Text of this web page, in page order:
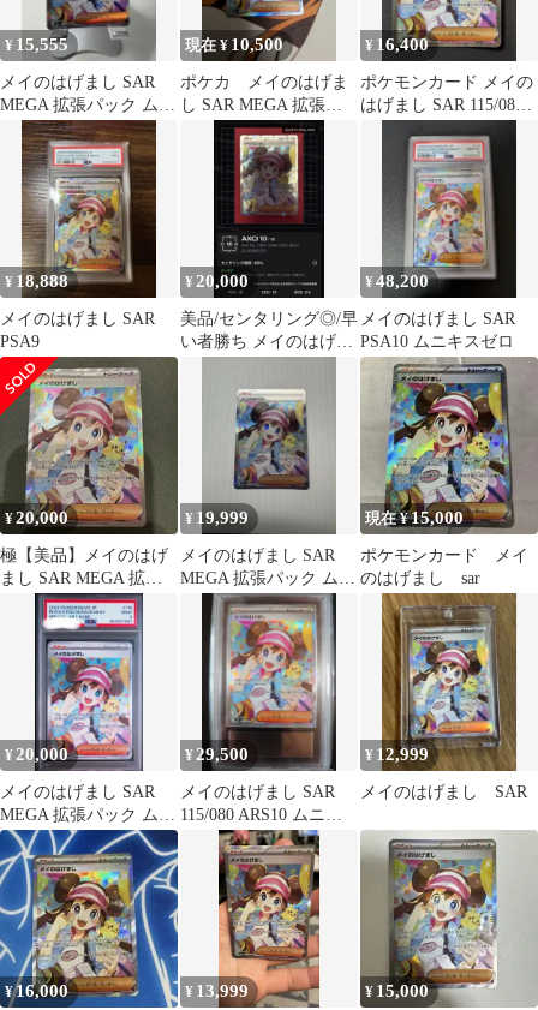
¥ 15,555
メイのはげまし SAR
MEGA 拡張パック ムニ
キスゼロ キラ 115/080
現在 ¥ 10,500
ポケカ メイのはげま
し SAR MEGA 拡張パ
ック ムニキスゼロ
¥ 16,400
ポケモンカード メイの
はげまし SAR 115/080
¥ 18,888
メイのはげまし SAR
PSA9
¥ 20,000
美品/センタリング◎/早
い者勝ち メイのはげま
¥48,200
メイのはげまし SAR
PSA10 ムニキスゼロ
¥20,000
極【美品】メイのはげ
まし SAR MEGA 拡張
パック ムニキスゼロ
¥ 19,999
メイのはげまし SAR
MEGA 拡張パック ムニ
キスゼロ キラ 115/080
現在 ¥15,000
ポケモンカード メイ
のはげまし sar
¥ 20,000
メイのはげまし SAR
MEGA 拡張パック ムニ
キスゼロ キラ 115/080
¥ 29,500
メイのはげまし SAR
115/080 ARS10 ムニキ
スゼロ
¥ 12,999
メイのはげまし SAR
¥16,000 ¥ 13,999 ¥ 15,000